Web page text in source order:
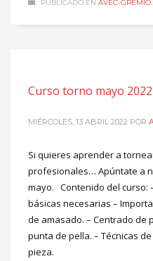
PUBLICADO EN AVEC-GREMIO,
Curso torno mayo 2022
MIÉRCOLES, 13 ABRIL 2022 POR
Si quieres aprender a
profesionales… Apúntate a
mayo. Contenido del curso:
básicas necesarias –
de amasado. – Centrado de
punta de pella. – Técnicas
pieza.